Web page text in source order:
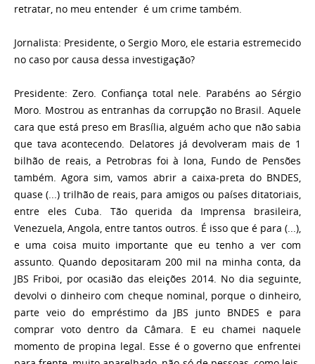
retratar, no meu entender é um crime também.
Jornalista: Presidente, o Sergio Moro, ele estaria estremecido
no caso por causa dessa investigação?
Presidente: Zero. Confiança total nele. Parabéns ao Sérgio
Moro. Mostrou as entranhas da corrupção no Brasil. Aquele
cara que está preso em Brasília, alguém acho que não sabia
que tava acontecendo. Delatores já devolveram mais de 1
bilhão de reais, a Petrobras foi à lona, Fundo de Pensões
também. Agora sim, vamos abrir a caixa-preta do BNDES,
quase (...) trilhão de reais, para amigos ou países ditatoriais,
entre eles Cuba. Tão querida da Imprensa brasileira,
Venezuela, Angola, entre tantos outros. É isso que é para (...),
e uma coisa muito importante que eu tenho a ver com
assunto. Quando depositaram 200 mil na minha conta, da
JBS Friboi, por ocasião das eleições 2014. No dia seguinte,
devolvi o dinheiro com cheque nominal, porque o dinheiro,
parte veio do empréstimo da JBS junto BNDES e para
comprar voto dentro da Câmara. E eu chamei naquele
momento de propina legal. Esse é o governo que enfrentei